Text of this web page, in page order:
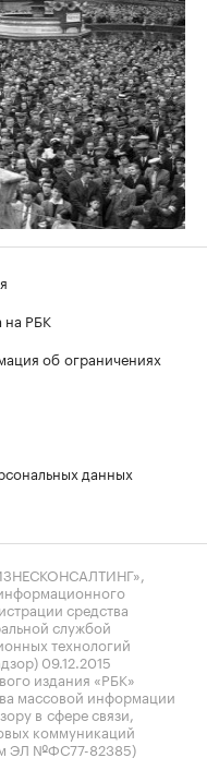
на РБК
об ограничениях
данных
средства
службой
технологий
09.12.2015
издания «РБК»
массовой информации
в сфере связи,
коммуникаций
ЭЛ №ФС77-82385)